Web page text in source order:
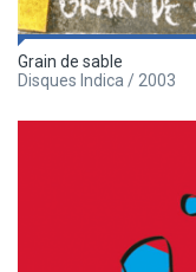
Grain de sable
Disques Indica / 2003